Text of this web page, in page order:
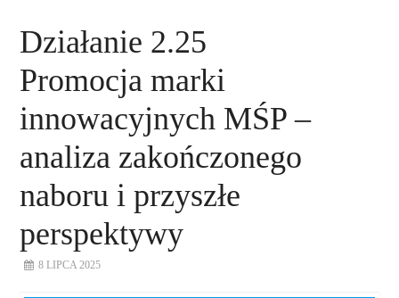
Działanie 2.25
Promocja marki
innowacyjnych MŚP –
analiza zakończonego
naboru i przyszłe
perspektywy
8 LIPCA 2025